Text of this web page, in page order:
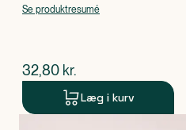
apoteksforbeholdt), Paracetamol
Se produktresumé
$nuværende pris
32,80 kr.
Læg i kurv